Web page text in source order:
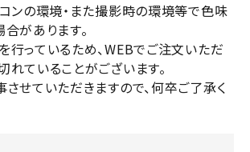
ンの環境・また撮影時の環境等で色味
があります。
っているため、WEBでご注文いただ
ていることがございます。
せていただきますので、何卒ご了承く